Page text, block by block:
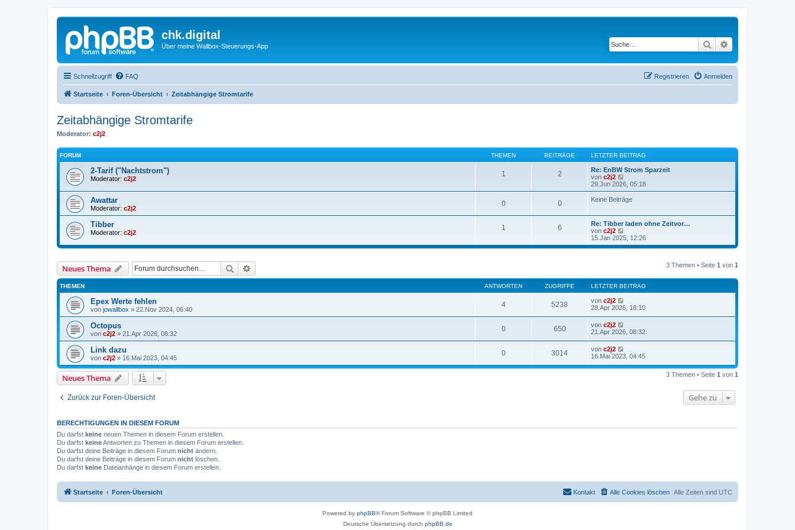
chk.digital
Über meine Wallbox-Steuerungs-App Suche
Schnellzugriff FAQ Anmelden
Registrieren
Startseite Foren-Übersicht Zeitabhängige Stromtarife
Zeitabhängige Stromtarife
Moderator: c2j2
FORUM THEMEN BEITRÄGE LETZTER BEITRAG
2-Tarif ("Nachtstrom")
Moderator: c2j2
1 2
Re: EnBW Strom Sparzeit
von c2j2
e
u
e
s
e
r
e
i
29.Jun 2026, 05:18
Awattar
Moderator: c2j2
0 0 Keine Beiträge
Tibber
Moderator: c2j2
1 6
Re: Tibber laden ohne Zeitvor…
von c2j2
e
u
r
B
e
t
r
g
15.Jan 2025, 12:26
Neues Thema Suche 3 Themen • Seite 1 von 1
THEMEN ANTWORTEN ZUGRIFFE LETZTER BEITRAG
Epex Werte fehlen
von jowallbox » 22.Nov 2024, 06:40
4 5238 von c2j2
28.Apr 2026, 18:10
Octopus
von c2j2 » 21.Apr 2026, 08:32
0 650 von c2j2
21.Apr 2026, 08:32
Link dazu
von c2j2 » 16.Mai 2023, 04:45
0 3014 von c2j2
16.Mai 2023, 04:45
Neues Thema 3 Themen • Seite 1 von 1
Zurück zur Foren-Übersicht Gehe zu
BERECHTIGUNGEN IN DIESEM FORUM
Du darfst keine neuen Themen in diesem Forum erstellen.
Du darfst keineAntworten zu Themen in diesem Forum erstellen.
Du darfst deine Beiträge in diesem Forum nicht ändern.
Du darfst deine Beiträge in diesem Forum nicht löschen.
Du darfst keine Dateianhänge in diesem Forum erstellen.
Startseite Foren-Übersicht Alle Zeiten sind UTC
Alle Cookies löschen
Kontakt
Powered by phpBB® Forum Software © phpBB Limited
Deutsche Übersetzung durch phpBB.de